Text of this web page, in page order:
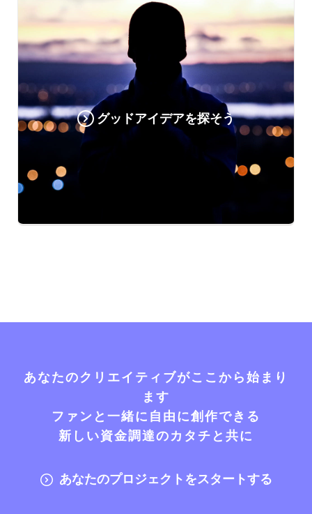
グッドアイデアを探そう
あなたのクリエイティブがここから始まり
ます
ファンと一緒に自由に創作できる
新しい資金調達のカタチと共に
あなたのプロジェクトをスタートする